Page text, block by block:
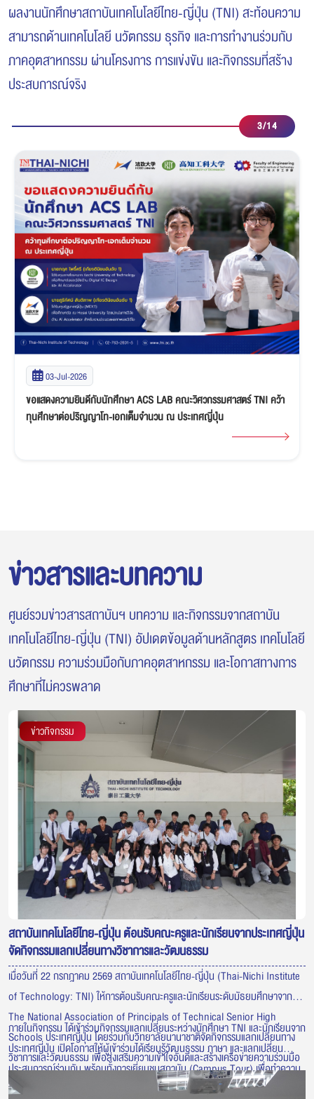
ผลงานนักศึกษาสถาบันเทคโนโลยีไทย-ญี่ปุ่น (TNI) สะท้อนความ
สามารถด้านเทคโนโลยี นวัตกรรม ธุรกิจ และการทำงานร่วมกับ
ภาคอุตสาหกรรม ผ่านโครงการ การแข่งขัน และกิจกรรมที่สร้าง
ประสบการณ์จริง
02-Jul-2026
นักศึกษาคณะวิศวกรรมศาสตร์ TNI ทีม TENSAI คว้ารางวัล "เกียรติบัตร
ระดับเหรียญเงิน" ศึกหุ่นยนต์ Thai PBS ABU Robocon Thailand
4/14
ข่าวสารและบทความ
ศูนย์รวมข่าวสารสถาบันฯ บทความ และกิจกรรมจากสถาบัน
เทคโนโลยีไทย-ญี่ปุ่น (TNI) อัปเดตข้อมูลด้านหลักสูตร เทคโนโลยี
นวัตกรรม ความร่วมมือกับภาคอุตสาหกรรม และโอกาสทางการ
ศึกษาที่ไม่ควรพลาด
ข่าวกิจกรรม
สถาบันเทคโนโลยีไทย-ญี่ปุ่น ต้อนรับคณะครูและนักเรียนจากประเทศญี่ปุ่น
จัดกิจกรรมแลกเปลี่ยนทางวิชาการและวัฒนธรรม
เมื่อวันที่ 22 กรกฎาคม 2569 สถาบันเทคโนโลยีไทย-ญี่ปุ่น (Thai-Nichi Institute
of Technology: TNI) ให้การต้อนรับคณะครูและนักเรียนระดับมัธยมศึกษาจาก
The National Association of Principals of Technical Senior High
Schools ประเทศญี่ปุ่น โดยร่วมกับวิทยาลัยนานาชาติจัดกิจกรรมแลกเปลี่ยนทาง
วิชาการและวัฒนธรรม เพื่อส่งเสริมความเข้าใจอันดีและสร้างเครือข่ายความร่วมมือ
ระหว่างเยาวชนไทยและญี่ปุ่น
ภายในกิจกรรม ได้เข้าร่วมกิจกรรมแลกเปลี่ยนระหว่างนักศึกษา TNI และนักเรียนจาก
ประเทศญี่ปุ่น เปิดโอกาสให้ผู้เข้าร่วมได้เรียนรู้วัฒนธรรม ภาษา และแลกเปลี่ยน
ประสบการณ์ร่วมกัน พร้อมทั้งการเยี่ยมชมสถาบัน (Campus Tour) เพื่อทำความ
รู้จักกับบรรยากาศการเรียนการสอน สิ่งอำนวยความสะดวก และศักยภาพด้านการ